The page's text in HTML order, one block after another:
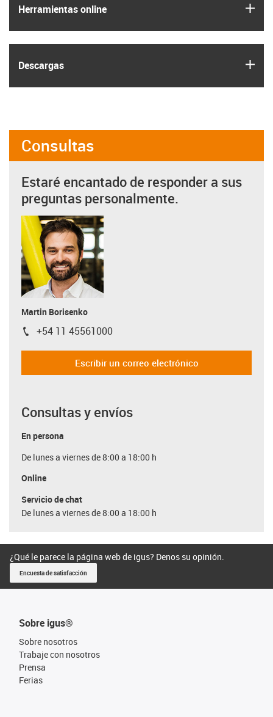
Herramientas online
Descargas
Consultas
Estaré encantado de responder a sus
preguntas personalmente.
Martin Borisenko
igus-icon-phone
+54 11 45561000
Escribir un correo electrónico
Consultas y envíos
En persona
De lunes a viernes de 8:00 a 18:00 h
Online
Servicio de chat
De lunes a viernes de 8:00 a 18:00 h
¿Qué le parece la página web de igus? Denos su opinión.
Encuesta de satisfacción
Sobre igus®
Sobre nosotros
Trabaje con nosotros
Prensa
Ferias